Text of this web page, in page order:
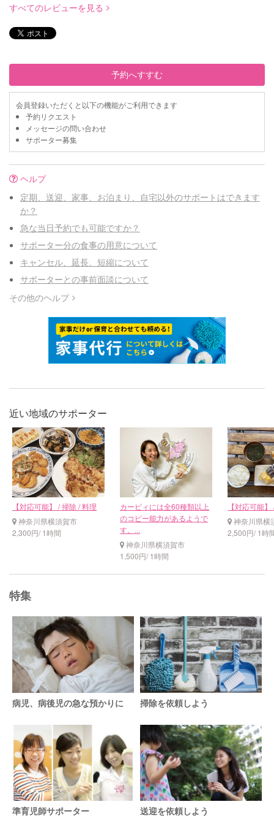
すべてのレビューを見る
予約へすすむ
会員登録いただくと以下の機能がご利用できます
予約リクエスト
メッセージの問い合わせ
サポーター募集
ヘルプ
定期、送迎、家事、お泊まり、自宅以外のサポートはできます
か？
急な当日予約でも可能ですか？
サポーター分の食事の用意について
キャンセル、延長、短縮について
サポーターとの事前面談について
その他のヘルプ
近い地域のサポーター
【対応可能】 / 掃除 / 料理
神奈川県横須賀市
2,300円/ 1時間
カービィには全60種類以上
のコピー能力があるようで
す。...
神奈川県横須賀市
1,500円/ 1時間
【対応可能
神奈川県横
2,500円/ 1時
特集
病児、病後児の急な預かりに 掃除を依頼しよう
準育児師サポーター 送迎を依頼しよう